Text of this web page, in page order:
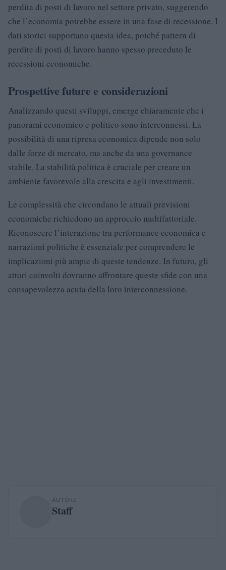
perdita di posti di lavoro nel settore privato, suggerendo
che l’economia potrebbe essere in una fase di recessione. I
dati storici supportano questa idea, poiché pattern di
perdite di posti di lavoro hanno spesso preceduto le
recessioni economiche.
Prospettive future e considerazioni
Analizzando questi sviluppi, emerge chiaramente che i
panorami economico e politico sono interconnessi. La
possibilità di una ripresa economica dipende non solo
dalle forze di mercato, ma anche da una governance
stabile. La stabilità politica è cruciale per creare un
ambiente favorevole alla crescita e agli investimenti.
Le complessità che circondano le attuali previsioni
economiche richiedono un approccio multifattoriale.
Riconoscere l’interazione tra performance economica e
narrazioni politiche è essenziale per comprendere le
implicazioni più ampie di queste tendenze. In futuro, gli
attori coinvolti dovranno affrontare queste sfide con una
consapevolezza acuta della loro interconnessione.
AUTORE
Staff